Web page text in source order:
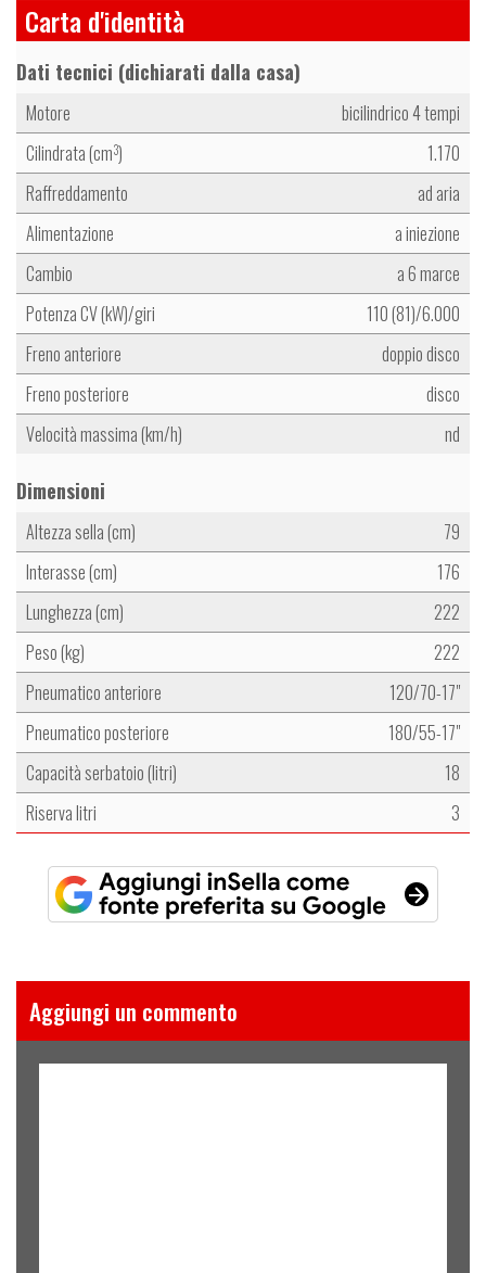
Carta d'identità
Dati tecnici (dichiarati dalla casa)
Motore
bicilindrico 4 tempi
Cilindrata (cm3)
1.170
Raffreddamento
ad aria
Alimentazione
a iniezione
Cambio
a 6 marce
Potenza CV (kW)/giri
110 (81)/6.000
Freno anteriore
doppio disco
Freno posteriore
disco
Velocità massima (km/h)
nd
Dimensioni
Altezza sella (cm)
79
Interasse (cm)
176
Lunghezza (cm)
222
Peso (kg)
222
Pneumatico anteriore
120/70-17"
Pneumatico posteriore
180/55-17"
Capacità serbatoio (litri)
18
Riserva litri
3
Aggiungi un commento